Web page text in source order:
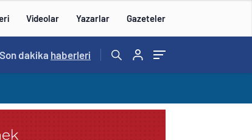
Videolar Yazarlar Gazeteler
14:57 /
Son dakika haberleri